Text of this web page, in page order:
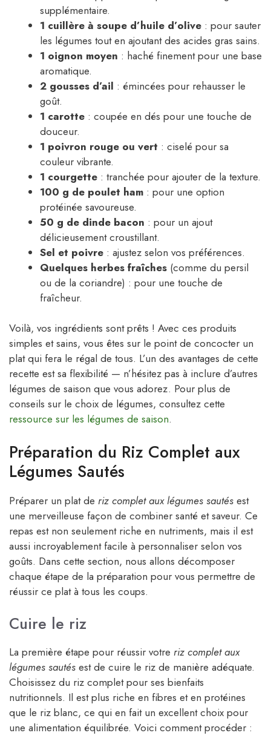
supplémentaire.
1 cuillère à soupe d’huile d’olive : pour sauter
les légumes tout en ajoutant des acides gras sains.
1 oignon moyen : haché finement pour une base
aromatique.
2 gousses d’ail : émincées pour rehausser le
goût.
1 carotte : coupée en dés pour une touche de
douceur.
1 poivron rouge ou vert : ciselé pour sa
couleur vibrante.
1 courgette : tranchée pour ajouter de la texture.
100 g de poulet ham : pour une option
protéinée savoureuse.
50 g de dinde bacon : pour un ajout
délicieusement croustillant.
Sel et poivre : ajustez selon vos préférences.
Quelques herbes fraîches (comme du persil
ou de la coriandre) : pour une touche de
fraîcheur.
Voilà, vos ingrédients sont prêts ! Avec ces produits
simples et sains, vous êtes sur le point de concocter un
plat qui fera le régal de tous. L’un des avantages de cette
recette est sa flexibilité — n’hésitez pas à inclure d’autres
légumes de saison que vous adorez. Pour plus de
conseils sur le choix de légumes, consultez cette
ressource sur les légumes de saison.
Préparation du Riz Complet aux
Légumes Sautés
Préparer un plat de riz complet aux légumes sautés est
une merveilleuse façon de combiner santé et saveur. Ce
repas est non seulement riche en nutriments, mais il est
aussi incroyablement facile à personnaliser selon vos
goûts. Dans cette section, nous allons décomposer
chaque étape de la préparation pour vous permettre de
réussir ce plat à tous les coups.
Cuire le riz
La première étape pour réussir votre riz complet aux
légumes sautés est de cuire le riz de manière adéquate.
Choisissez du riz complet pour ses bienfaits
nutritionnels. Il est plus riche en fibres et en protéines
que le riz blanc, ce qui en fait un excellent choix pour
une alimentation équilibrée. Voici comment procéder :